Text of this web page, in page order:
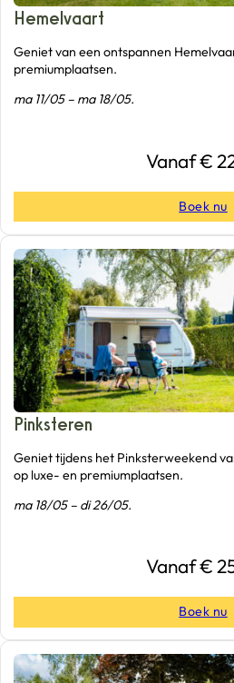
Hemelvaart
Geniet van een ontspannen
premiumplaatsen.
ma 11/05 – ma 18/05.
Vanaf €
Boek nu
Pinksteren
Geniet tijdens het Pinksterweekend
op luxe- en premiumplaatsen.
ma 18/05 – di 26/05.
Vanaf €
Boek nu